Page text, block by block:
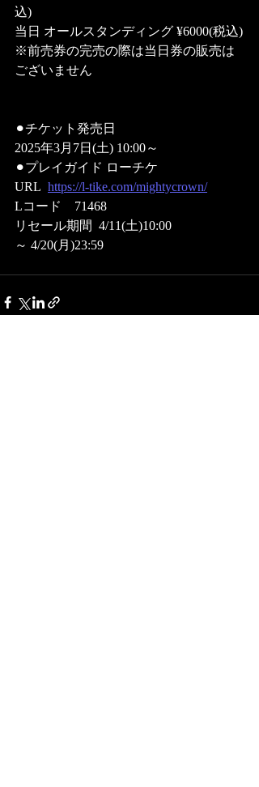
込)
当日 オールスタンディング ¥6000(税込)
※前売券の完売の際は当日券の販売は
ございません
⚫︎チケット発売日
2025年3月7日(土) 10:00～
⚫︎プレイガイド ローチケ
URL https://l-tike.com/mightycrown/
Lコード　71468
リセール期間  4/11(土)10:00
～ 4/20(月)23:59